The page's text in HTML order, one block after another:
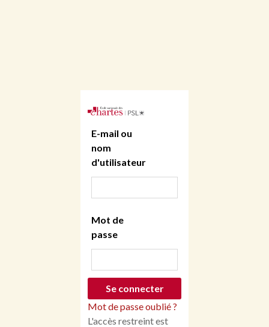
E-mail ou
nom
d'utilisateur
Mot de
passe
Mot de passe oublié ?
L'accès restreint est